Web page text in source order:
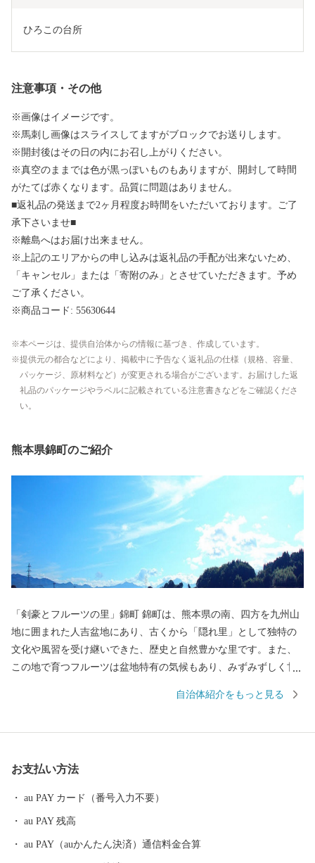
ひろこの台所
注意事項・その他
※画像はイメージです。
※馬刺し画像はスライスしてますがブロックでお送りします。
※開封後はその日の内にお召し上がりください。
※真空のままでは色が黒っぽいものもありますが、開封して時間
がたてば赤くなります。品質に問題はありません。
■返礼品の発送まで2ヶ月程度お時間をいただいております。ご了
承下さいませ■
※離島へはお届け出来ません。
※上記のエリアからの申し込みは返礼品の手配が出来ないため、
「キャンセル」または「寄附のみ」とさせていただきます。予め
ご了承ください。
※商品コード: 55630644
本ページは、提供自治体からの情報に基づき、作成しています。
提供元の都合などにより、掲載中に予告なく返礼品の仕様（規格、容量、
パッケージ、原材料など）が変更される場合がございます。お届けした返
礼品のパッケージやラベルに記載されている注意書きなどをご確認くださ
い。
熊本県錦町のご紹介
「剣豪とフルーツの里」錦町 錦町は、熊本県の南、四方を九州山
地に囲まれた人吉盆地にあり、古くから「隠れ里」として独特の
文化や風習を受け継いできた、歴史と自然豊かな里です。また、
この地で育つフルーツは盆地特有の気候もあり、みずみずしく甘
食、そして「球磨焼酎」と、楽しみが多い豊かな町です。ぜひ一
自治体紹介をもっと見る
お支払い方法
au PAY カード（番号入力不要）
au PAY 残高
au PAY（auかんたん決済）通信料金合算